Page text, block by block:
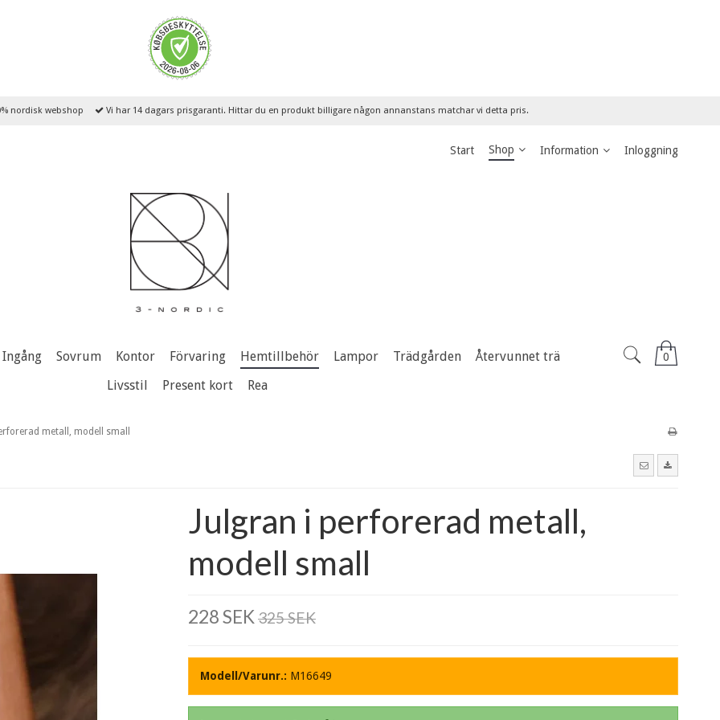
nordisk webshop Vi har 14 dagars prisgaranti. Hittar du en produkt billigare någon annanstans matchar vi detta pris.
Start Shop Information Inloggning
0
Ingång Sovrum Kontor Förvaring Hemtillbehör Lampor Trädgården
Återvunnet trä
Livsstil
Present kort Rea
metall, modell small
Julgran i perforerad metall,
modell small
228 SEK 325 SEK
Modell/Varunr.: M16649